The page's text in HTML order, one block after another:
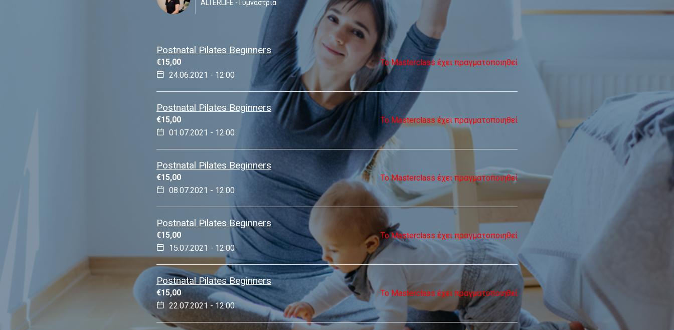
ALTERLIFE - Γυμνάστρια
Postnatal Pilates Beginners
€15,00
24.06.2021 - 12:00
Το Masterclass έχει πραγματοποιηθεί
Postnatal Pilates Beginners
€15,00
01.07.2021 - 12:00
Το Masterclass έχει πραγματοποιηθεί
Postnatal Pilates Beginners
€15,00
08.07.2021 - 12:00
Το Masterclass έχει πραγματοποιηθεί
Postnatal Pilates Beginners
€15,00
15.07.2021 - 12:00
Το Masterclass έχει πραγματοποιηθεί
Postnatal Pilates Beginners
€15,00
22.07.2021 - 12:00
Το Masterclass έχει πραγματοποιηθεί